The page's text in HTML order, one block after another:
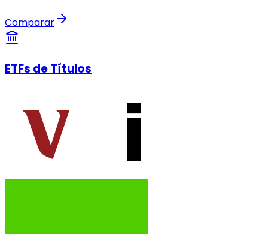
Comparar
ETFs de Títulos